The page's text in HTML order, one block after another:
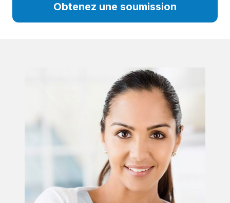
Obtenez une soumission